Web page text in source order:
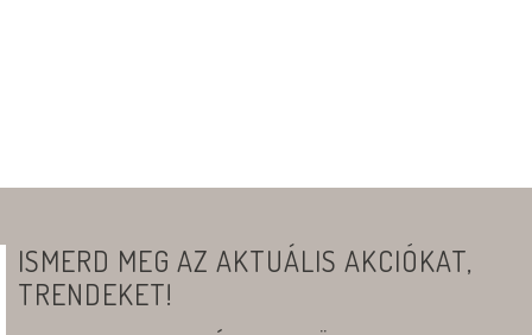
ISMERD MEG AZ AKTUÁLIS AKCIÓKAT,
TRENDEKET!